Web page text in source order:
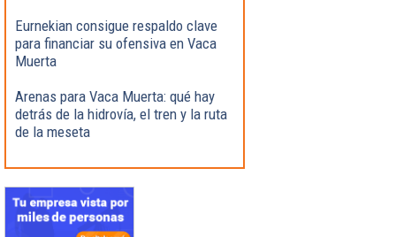
Eurnekian consigue respaldo clave
para financiar su ofensiva en Vaca
Muerta
Arenas para Vaca Muerta: qué hay
detrás de la hidrovía, el tren y la ruta
de la meseta